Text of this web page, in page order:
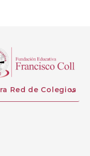
Red de Colegios